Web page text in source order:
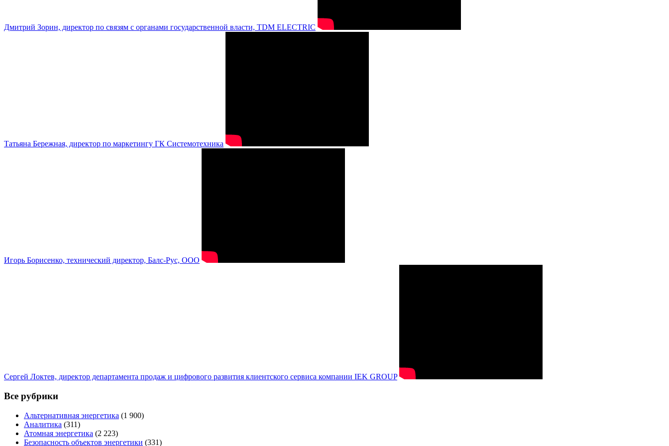
Дмитрий Зорин, директор по связям с органами государственной власти, TDM ELECTRIC
Татьяна Бережная, директор по маркетингу ГК Системотехника
Игорь Борисенко, технический директор, Балс-Рус, ООО
Сергей Локтев, директор департамента продаж и цифрового развития клиентского сервиса компании IEK GROUP
Все рубрики
Альтернативная энергетика (1 900)
Аналитика (311)
Атомная энергетика (2 223)
Безопасность объектов энергетики (331)